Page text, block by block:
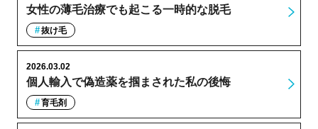
女性の薄毛治療でも起こる一時的な脱毛
抜け毛
個人輸入で偽造薬を掴まされた私の後悔
2026.03.02
育毛剤